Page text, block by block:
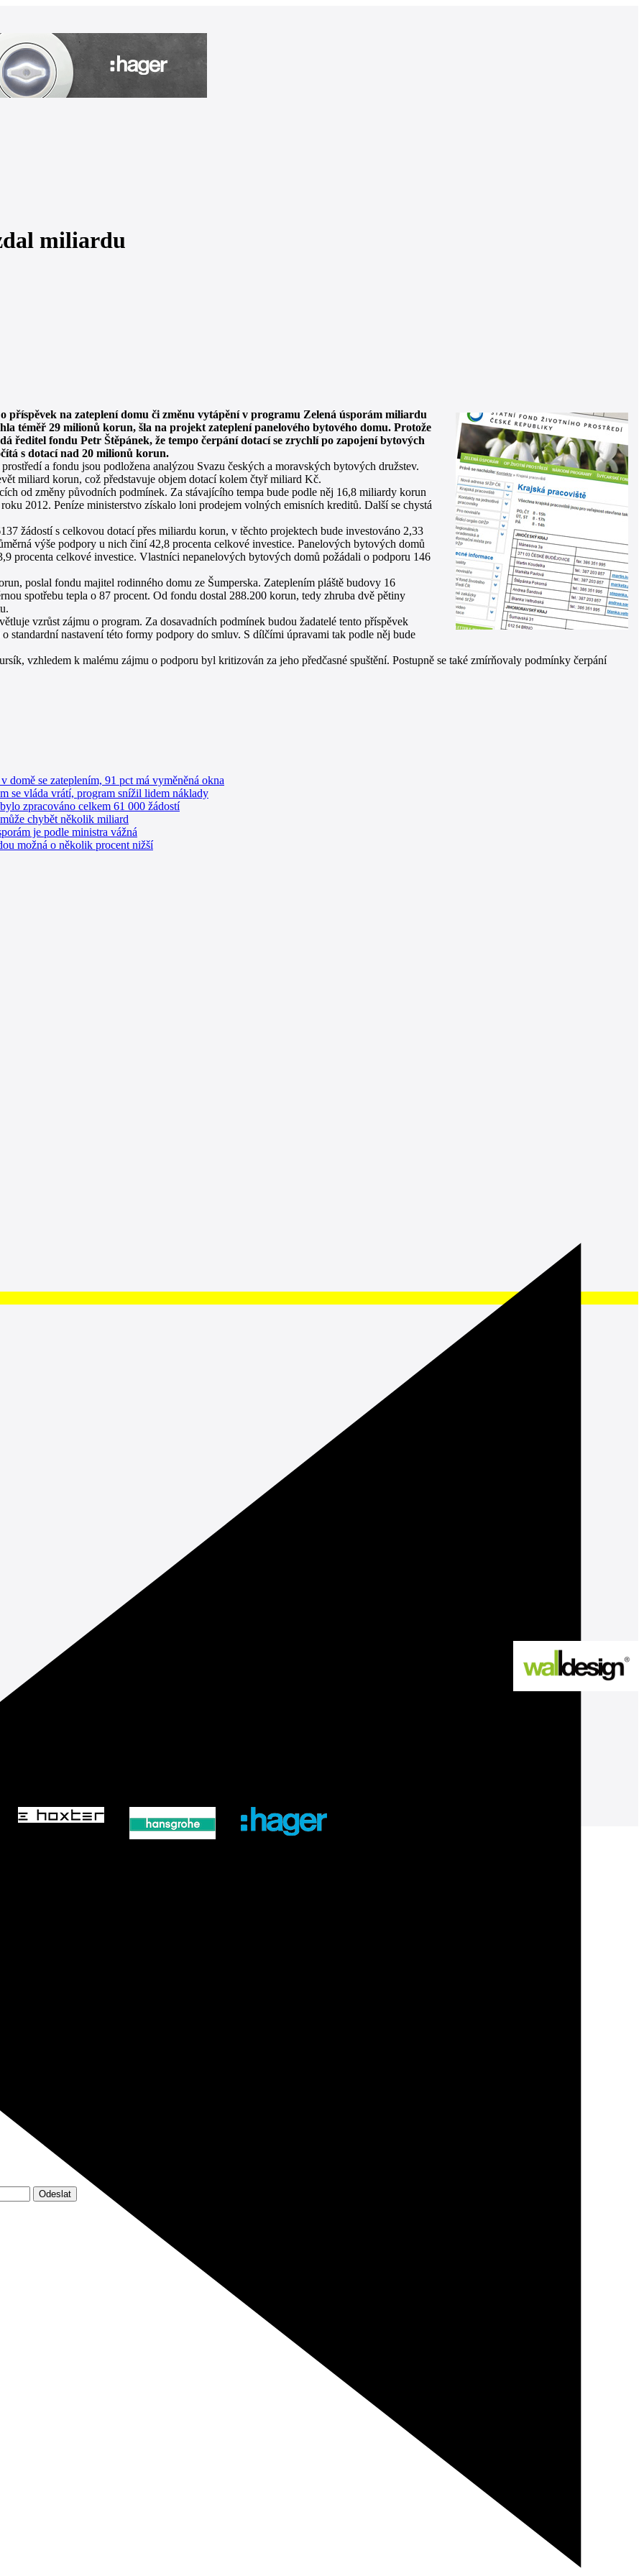
miliardu
na zateplení domu či změnu vytápění v programu Zelená úsporám miliardu
téměř 29 milionů korun, šla na projekt zateplení panelového bytového domu. Protože
fondu Petr Štěpánek, že tempo čerpání dotací se zrychlí po zapojení bytových
s dotací nad 20 milionů korun.
a fondu jsou podložena analýzou Svazu českých a moravských bytových družstev.
miliard korun, což představuje objem dotací kolem čtyř miliard Kč.
od změny původních podmínek. Za stávajícího tempa bude podle něj 16,8 miliardy korun
2012. Peníze ministerstvo získalo loni prodejem volných emisních kreditů. Další se chystá
žádostí s celkovou dotací přes miliardu korun, v těchto projektech bude investováno 2,33
výše podpory u nich činí 42,8 procenta celkové investice. Panelových bytových domů
procenta celkové investice. Vlastníci nepanelových bytových domů požádali o podporu 146
poslal fondu majitel rodinného domu ze Šumperska. Zateplením pláště budovy 16
spotřebu tepla o 87 procent. Od fondu dostal 288.200 korun, tedy zhruba dvě pětiny
vzrůst zájmu o program. Za dosavadních podmínek budou žadatelé tento příspěvek
standardní nastavení této formy podpory do smluv. S dílčími úpravami tak podle něj bude
vzhledem k malému zájmu o podporu byl kritizován za jeho předčasné spuštění. Postupně se také zmírňovaly podmínky čerpání
domě se zateplením, 91 pct má vyměněná okna
se vláda vrátí, program snížil lidem náklady
zpracováno celkem 61 000 žádostí
chybět několik miliard
je podle ministra vážná
možná o několik procent nižší